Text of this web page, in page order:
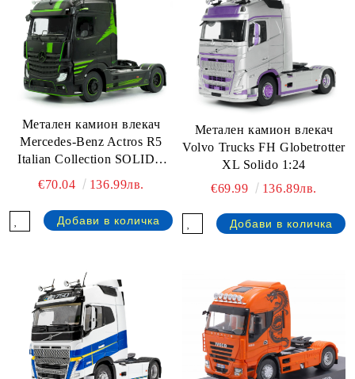
Метален камион влекач
Mercedes-Benz Actros R5
Italian Collection SOLIDO
1:24
€70.04 136.99лв.
Метален камион влекач
Volvo Trucks FH Globetrotter
XL Solido 1:24
€69.99
136.89лв.